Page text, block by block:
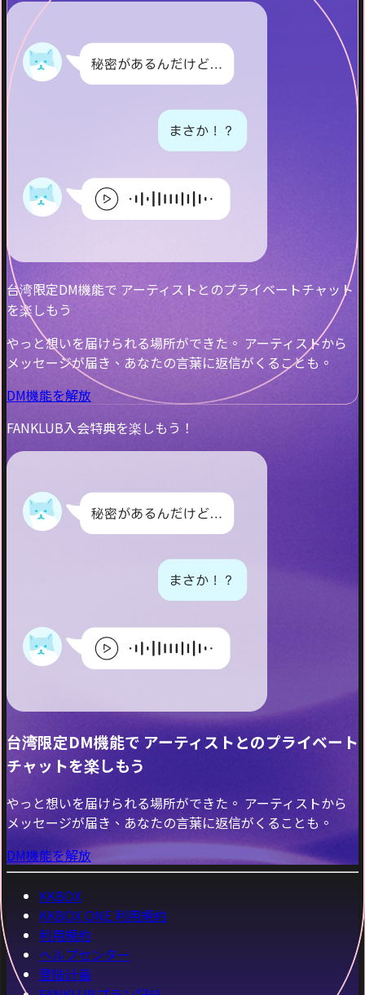
台湾限定DM機能で アーティストとのプライベートチャット
を楽しもう
やっと想いを届けられる場所ができた。 アーティストから
メッセージが届き、あなたの言葉に返信がくることも。
DM機能を解放
FANKLUB入会特典を楽しもう！
台湾限定DM機能で アーティストとのプライベート
チャットを楽しもう
やっと想いを届けられる場所ができた。 アーティストから
メッセージが届き、あなたの言葉に返信がくることも。
DM機能を解放
KKBOX
KKBOX ONE 利用規約
利用規約
ヘルプセンター
登陆计画